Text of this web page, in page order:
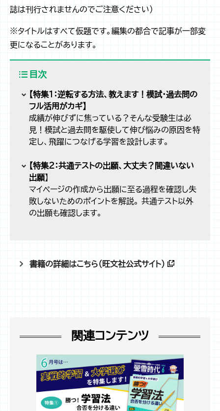
誌は刊行されませんのでご注意ください）
※タイトルはすべて仮題です。編集の都合で記事が一部変
更になることがあります。
目次
【特集１：逆転する方法、教えます！模試・過去問の
フル活用がカギ】
成績が伸びずに焦っている？そんな受験生は必
見！模試と過去問を駆使して伸び悩みの原因を特
定し、飛躍につなげる学習を設計します。
【特集２：共通テストの出願、大丈夫？間違いない
出願】
マイページの作成から出願に至る過程を確認し失
敗しないためのポイントを解説。 共通テスト以外
の出願も確認します。
書籍の詳細はこちら（旺文社公式サイト）
関連コンテンツ